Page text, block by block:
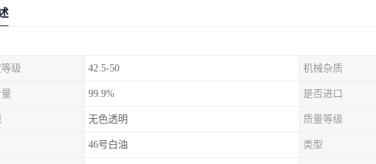
级 42.5-50 机械杂质
99.9% 是否进口
无色透明 质量等级
46号白油 类型